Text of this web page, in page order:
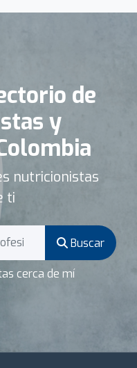
de
y
nutricionistas
ti
Buscar
cerca de mí